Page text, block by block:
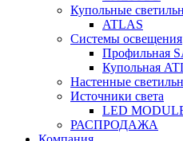
Купольные
ATLAS
Системы освещения
Профильная
Купольная
Настенные
Источники света
LED
РАСПРОДАЖА